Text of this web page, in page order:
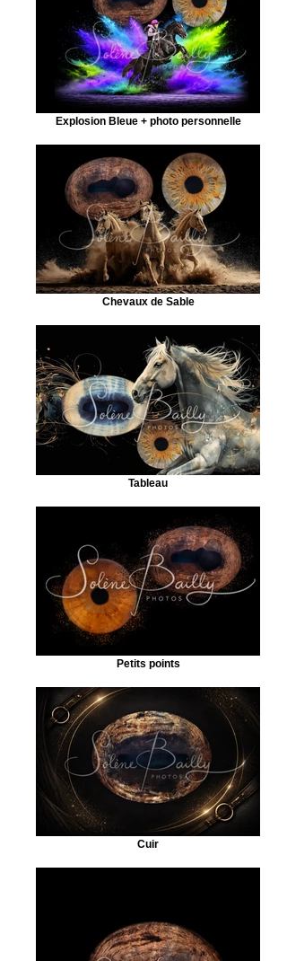
Explosion Bleue + photo personnelle
Chevaux de Sable
Tableau
Petits points
Cuir